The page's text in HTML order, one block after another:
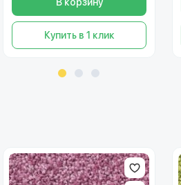
В корзину
Купить в 1 клик